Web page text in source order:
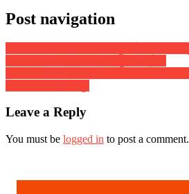
Post navigation
Leave a Reply
You must be logged in to post a comment.